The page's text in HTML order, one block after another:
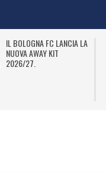
IL BOLOGNA FC LANCIA LA
NUOVA AWAY KIT
2026/27.